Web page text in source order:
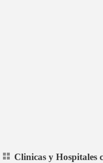
Clinicas y Hospitales